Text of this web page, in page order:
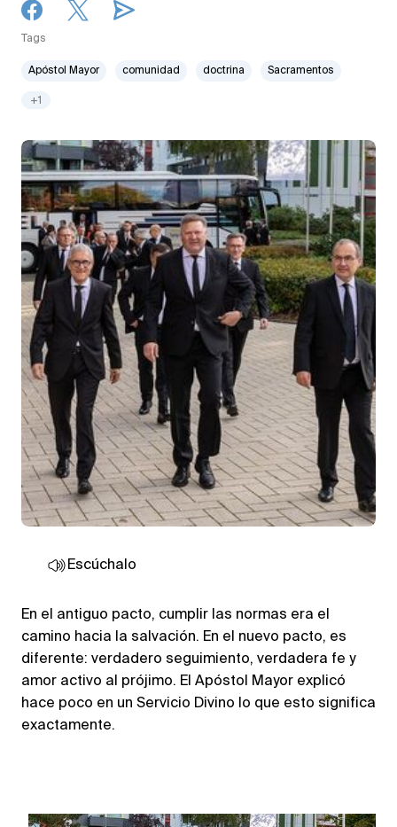
Tags
Apóstol Mayor comunidad doctrina Sacramentos
+1
Escúchalo
En el antiguo pacto, cumplir las normas era el
camino hacia la salvación. En el nuevo pacto, es
diferente: verdadero seguimiento, verdadera fe y
amor activo al prójimo. El Apóstol Mayor explicó
hace poco en un Servicio Divino lo que esto significa
exactamente.